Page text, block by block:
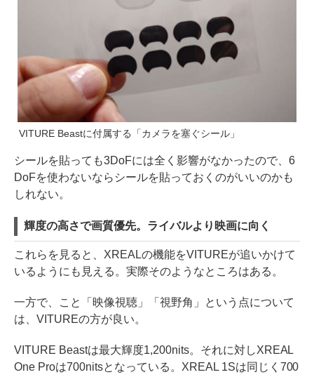
VITURE Beastに付属する「カメラを塞ぐシール」
シールを貼っても3DoFには全く影響がなかったので、6
DoFを使わないならシールを貼っておくのがいいのかも
しれない。
輝度の高さで画質優先。ライバルより映画に向く
これらを見ると、XREALの機能をVITUREが追いかけて
いるようにも見える。実際そのようなところはある。
一方で、こと「映像視聴」「視野角」という点について
は、VITUREの方が良い。
VITURE Beastは最大輝度1,200nits。それに対しXREAL
One Proは700nitsとなっている。XREAL 1Sは同じく700